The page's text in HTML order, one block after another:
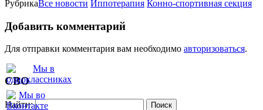
РубрикаВсе новости Иппотерапия Конно-спортивная секция
Добавить комментарий
Для отправки комментария вам необходимо авторизоваться.
СВО
Найти: